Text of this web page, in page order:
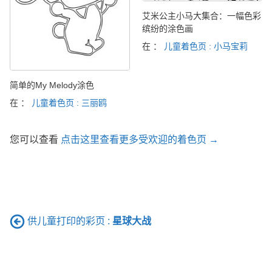
简单的My Melody涂色
在 ：
儿童着色页 : 三丽鸥
艾米公主小马大集合：一幅色彩
缤纷的涂色画
在 ：
儿童着色页 : 小马宝莉
您可以查看 点击这里查看更多受欢迎的着色页 →
供儿童打印的彩页 : 星球大战